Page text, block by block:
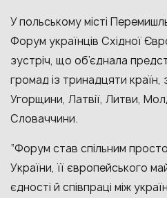
У польському місті
Форум українців Східної
зустріч, що об’єднала
громад із тринадцяти країн,
Угорщини, Латвії, Литви,
Словаччини.
“Форум став спільним
України, її європейського
єдності й співпраці між